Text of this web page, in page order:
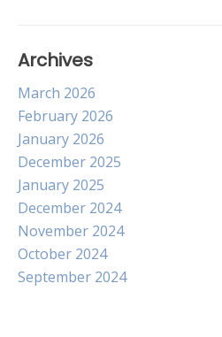
Archives
March 2026
February 2026
January 2026
December 2025
January 2025
December 2024
November 2024
October 2024
September 2024